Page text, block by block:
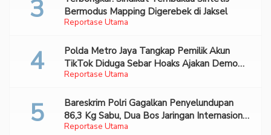
Reportase Utama
Bermodus Mapping Digerebek di Jaksel
Reportase Utama
Polda Metro Jaya Tangkap Pemilik Akun
TikTok Diduga Sebar Hoaks Ajakan Demo
Turunkan Prabowo-Gibran
Reportase Utama
Bareskrim Polri Gagalkan Penyelundupan
86,3 Kg Sabu, Dua Bos Jaringan Internasional
Diburu